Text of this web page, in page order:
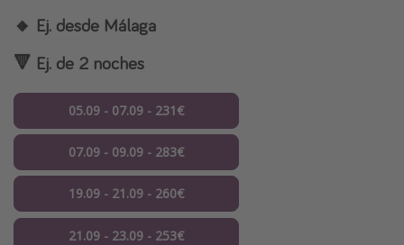
🔸 Ej. desde Málaga
🔻 Ej. de 2 noches
05.09 - 07.09 - 231€
07.09 - 09.09 - 283€
19.09 - 21.09 - 260€
21.09 - 23.09 - 253€